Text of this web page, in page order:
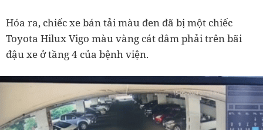
Hóa ra, chiếc xe bán tải màu đen đã bị một chiếc
Toyota Hilux Vigo màu vàng cát đâm phải trên bãi
đậu xe ở tầng 4 của bệnh viện.